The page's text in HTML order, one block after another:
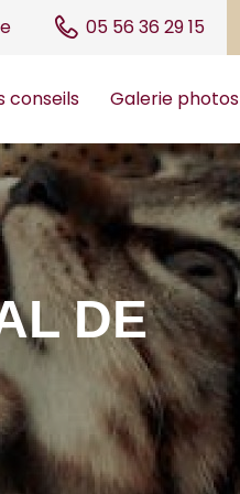
05 56 36 29 15
conseils Galerie photos
DE